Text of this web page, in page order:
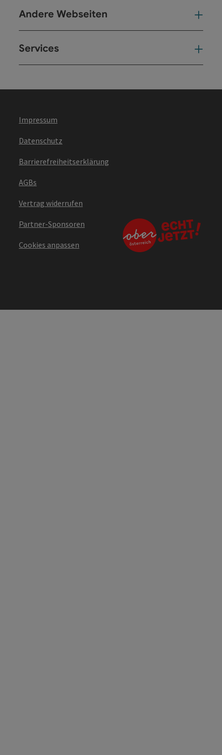
Andere Webseiten
Services
Impressum
Datenschutz
Barrierefreiheitserklärung
AGBs
Vertrag widerrufen
Partner-Sponsoren
Cookies anpassen